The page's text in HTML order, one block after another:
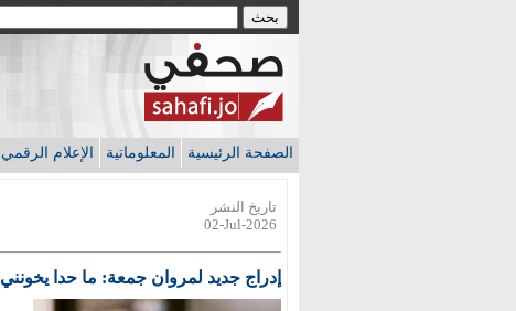
الصفحة الرئيسية المعلوماتية الإعلام الرقمي
تاريخ النشر
02-Jul-2026
إدراج جديد لمروان جمعة: ما حدا يخونني